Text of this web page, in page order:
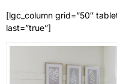
[lgc_column grid=”50″
last=”true”]